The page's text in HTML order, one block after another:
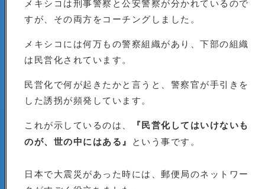
メキシコは刑事警察と公安警察が分かれているので
すが、その両方をコーチングしました。
メキシコには何万もの警察組織があり、下部の組織
は民営化されています。
民営化で何が起きたかと言うと、警察官が手引きを
した誘拐が頻発しています。
これが示しているのは、
『民営化してはいけないも
のが、世の中にはある』 という事です。
日本で大震災があった時には、郵便局のネットワー